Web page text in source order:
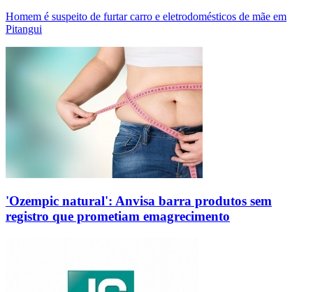
Homem é suspeito de furtar carro e eletrodomésticos de mãe em
Pitangui
'Ozempic natural': Anvisa barra produtos sem
registro que prometiam emagrecimento